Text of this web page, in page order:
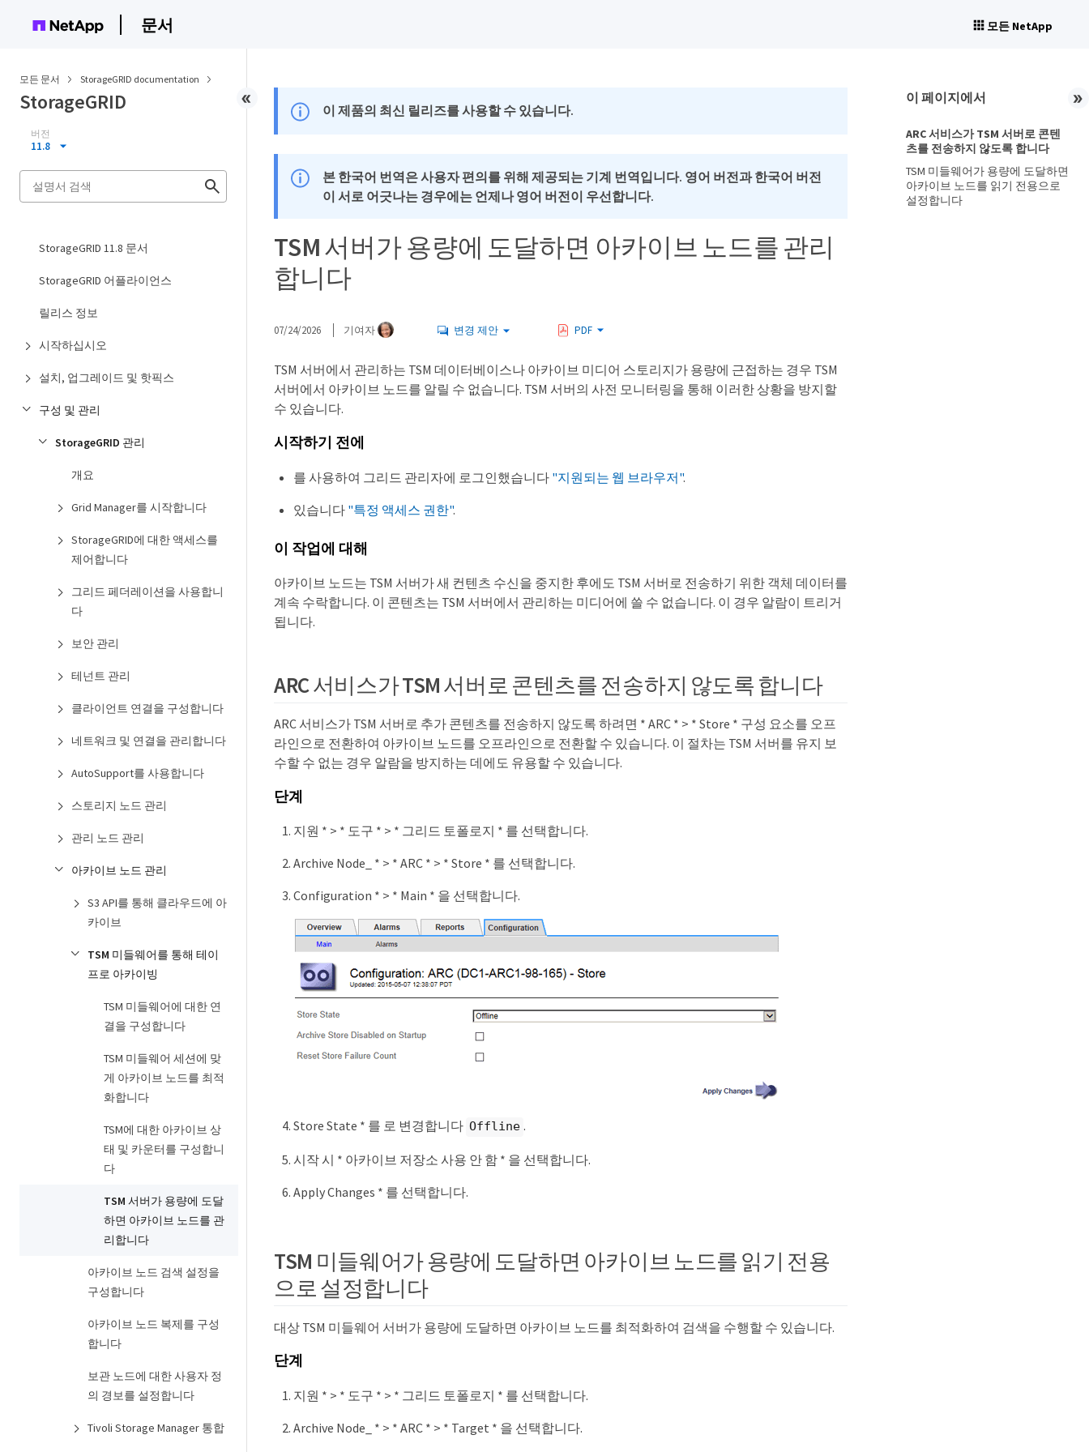
문서 모든 NetApp
모든 문서 StorageGRID documentation
StorageGRID
버전
11.8
StorageGRID 11.8 문서
StorageGRID 어플라이언스
릴리스 정보
시작하십시오
설치, 업그레이드 및 핫픽스
구성 및 관리
StorageGRID 관리
개요
Grid Manager를 시작합니다
StorageGRID에 대한 액세스를
제어합니다
그리드 페더레이션을 사용합니
다
보안 관리
테넌트 관리
클라이언트 연결을 구성합니다
네트워크 및 연결을 관리합니다
AutoSupport를 사용합니다
스토리지 노드 관리
관리 노드 관리
아카이브 노드 관리
S3 API를 통해 클라우드에 아
카이브
TSM 미들웨어를 통해 테이
프로 아카이빙
TSM 미들웨어에 대한 연
결을 구성합니다
TSM 미들웨어 세션에 맞
게 아카이브 노드를 최적
화합니다
TSM에 대한 아카이브 상
태 및 카운터를 구성합니
다
TSM 서버가 용량에 도달
하면 아카이브 노드를 관
리합니다
아카이브 노드 검색 설정을
구성합니다
아카이브 노드 복제를 구성
합니다
보관 노드에 대한 사용자 정
의 경보를 설정합니다
Tivoli Storage Manager 통합
이 제품의 최신 릴리즈를 사용할 수 있습니다.
본 한국어 번역은 사용자 편의를 위해 제공되는 기계 번역입니다. 영어 버전과 한국어 버전
이 서로 어긋나는 경우에는 언제나 영어 버전이 우선합니다.
TSM 서버가 용량에 도달하면 아카이브 노드를 관리
합니다
07/24/2026 기여자 변경 제안 PDF
TSM 서버에서 관리하는 TSM 데이터베이스나 아카이브 미디어 스토리지가 용량에 근접하는 경우 TSM
서버에서 아카이브 노드를 알릴 수 없습니다. TSM 서버의 사전 모니터링을 통해 이러한 상황을 방지할
수 있습니다.
시작하기 전에
를 사용하여 그리드 관리자에 로그인했습니다 "지원되는 웹 브라우저".
있습니다 "특정 액세스 권한".
이 작업에 대해
아카이브 노드는 TSM 서버가 새 컨텐츠 수신을 중지한 후에도 TSM 서버로 전송하기 위한 객체 데이터를
계속 수락합니다. 이 콘텐츠는 TSM 서버에서 관리하는 미디어에 쓸 수 없습니다. 이 경우 알람이 트리거
됩니다.
ARC 서비스가 TSM 서버로 콘텐츠를 전송하지 않도록 합니다
ARC 서비스가 TSM 서버로 추가 콘텐츠를 전송하지 않도록 하려면 * ARC * > * Store * 구성 요소를 오프
라인으로 전환하여 아카이브 노드를 오프라인으로 전환할 수 있습니다. 이 절차는 TSM 서버를 유지 보
수할 수 없는 경우 알람을 방지하는 데에도 유용할 수 있습니다.
단계
지원 * > * 도구 * > * 그리드 토폴로지 * 를 선택합니다.
Archive Node_ * > * ARC * > * Store * 를 선택합니다.
Configuration * > * Main * 을 선택합니다.
Store State * 를 로 변경합니다 Offline .
시작 시 * 아카이브 저장소 사용 안 함 * 을 선택합니다.
Apply Changes * 를 선택합니다.
TSM 미들웨어가 용량에 도달하면 아카이브 노드를 읽기 전용
으로 설정합니다
대상 TSM 미들웨어 서버가 용량에 도달하면 아카이브 노드를 최적화하여 검색을 수행할 수 있습니다.
단계
지원 * > * 도구 * > * 그리드 토폴로지 * 를 선택합니다.
Archive Node_ * > * ARC * > * Target * 을 선택합니다.
이 페이지에서
ARC 서비스가 TSM 서버로 콘텐
츠를 전송하지 않도록 합니다
TSM 미들웨어가 용량에 도달하면
아카이브 노드를 읽기 전용으로
설정합니다